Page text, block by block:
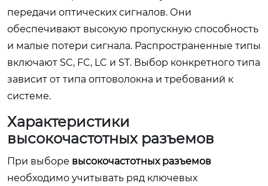
передачи оптических сигналов. Они
обеспечивают высокую пропускную способность
и малые потери сигнала. Распространенные типы
включают SC, FC, LC и ST. Выбор конкретного типа
зависит от типа оптоволокна и требований к
системе.
Характеристики
высокочастотных разъемов
При выборе высокочастотных разъемов
необходимо учитывать ряд ключевых